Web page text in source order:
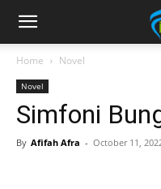
fiksiislami.com
Home Novel
Novel
Simfoni
By Afifah Afra - October 11,